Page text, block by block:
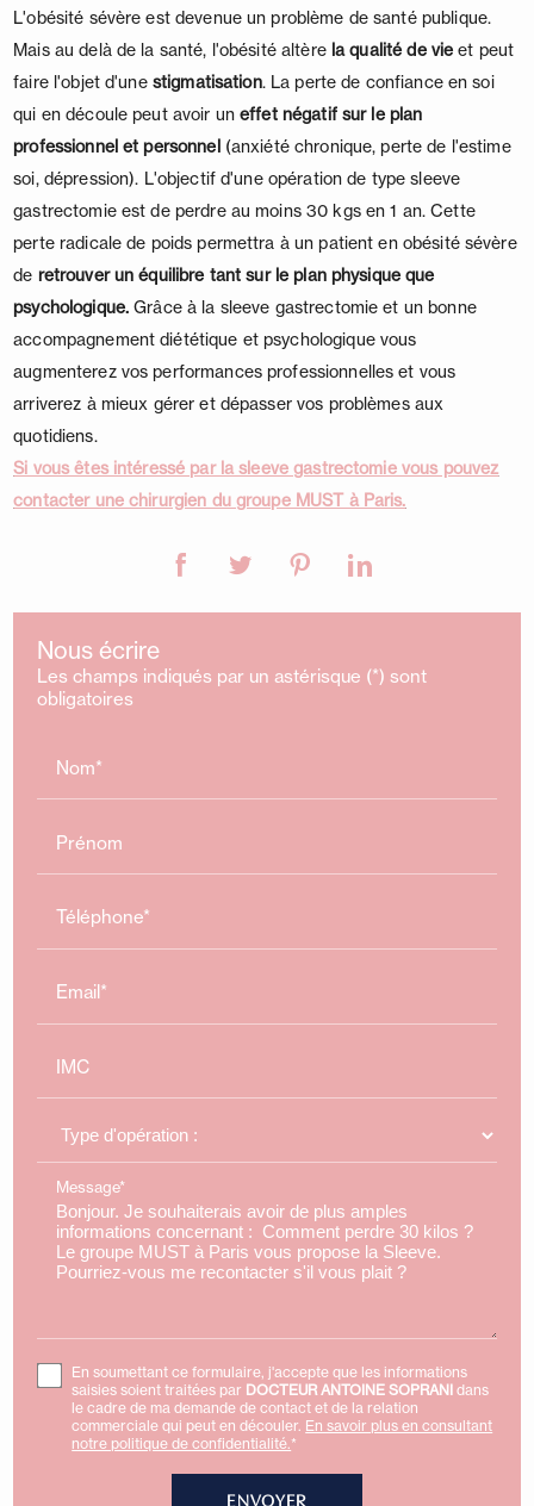
L'obésité sévère est devenue un problème de santé publique.
Mais au delà de la santé, l'obésité altère la qualité de vieet peut
faire l'objet d'une stigmatisation. La perte de confiance en soi
qui en découle peut avoir uneffet négatif sur le plan
professionnel et personnel (anxiété chronique, perte de l'estime
soi, dépression). L'objectif d'une opération de type sleeve
gastrectomie est de perdre au moins 30 kgs en 1 an. Cette
perte radicale de poids permettra à un patient en obésité sévère
de retrouver un équilibre tant sur le plan physique que
psychologique. Grâce à la sleeve gastrectomie et un bonne
accompagnement diététique et psychologique vous
augmenterez vos performances professionnelles et vous
arriverez à mieux gérer et dépasser vos problèmes aux
quotidiens.
Si vous êtes intéressé par la sleeve gastrectomie vous pouvez
contacter une chirurgien du groupe MUST à Paris.
Nous écrire
Les champs indiqués par un astérisque (*) sont
obligatoires
Nom*
Prénom
Téléphone*
Email*
IMC
Message*
En soumettant ce formulaire, j'accepte que les informations
saisies soient traitées par DOCTEUR ANTOINE SOPRANI dans
le cadre de ma demande de contact et de la relation
commerciale qui peut en découler. En savoir plus en consultant
notre politique de confidentialité.*